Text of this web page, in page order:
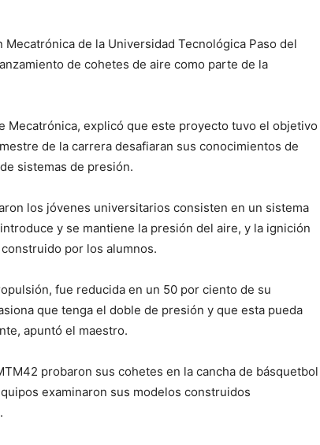
de la Universidad Tecnológica Paso del
de cohetes de aire como parte de la
Mecatrónica, explicó que este proyecto tuvo el objetivo
de la carrera desafiaran sus conocimientos de
sistemas de presión.
los jóvenes universitarios consisten en un sistema
y se mantiene la presión del aire, y la ignición
por los alumnos.
fue reducida en un 50 por ciento de su
que tenga el doble de presión y que esta pueda
apuntó el maestro.
probaron sus cohetes en la cancha de básquetbol
examinaron sus modelos construidos